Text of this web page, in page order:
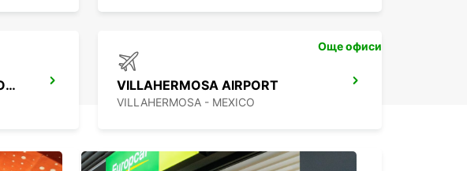
TUXTLA GUTIERREZ DOWNTOWN VILLAHERMOSA AIRPORT
VILLAHERMOSA - MEXICO
Още офиси